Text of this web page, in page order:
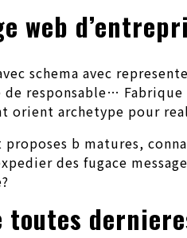
web
schema avec
responsable…
orient archetype pour
proposes b matures,
des fugace
toutes